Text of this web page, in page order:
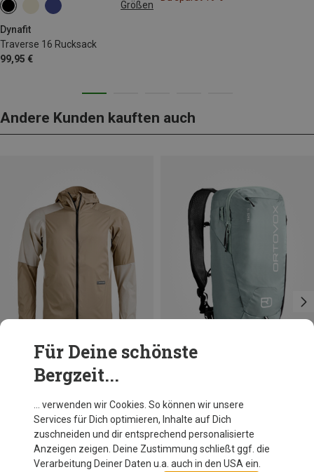
Größen
Dynafit
Traverse 16 Rucksack
99,95 €
16L | M-L
Andere Kunden kauften auch
Du sparst 19%
Für Deine schönste
Bergzeit...
… verwenden wir Cookies. So können wir unsere
Services für Dich optimieren, Inhalte auf Dich
zuschneiden und dir entsprechend personalisierte
Anzeigen zeigen. Deine Zustimmung schließt ggf. die
Verarbeitung Deiner Daten u.a. auch in den USA ein.